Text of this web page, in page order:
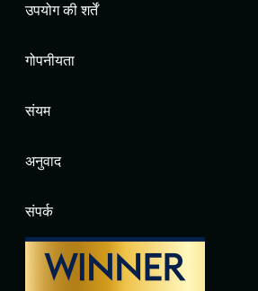
उपयोग की शर्तें
गोपनीयता
संयम
अनुवाद
संपर्क